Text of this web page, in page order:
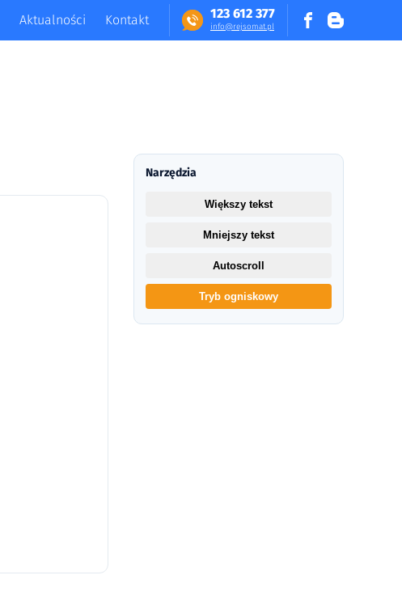
123 612 377
in​fo​@​​rej​somat​.​pl
Aktualności Kontakt
Narzędzia
Większy tekst
Mniejszy tekst
Autoscroll
Tryb ogniskowy